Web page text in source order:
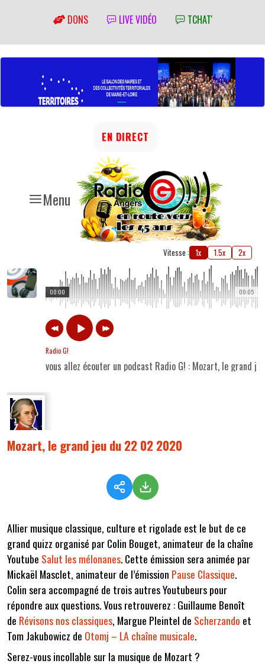
DONS LIVE VIDÉO TCHAT'
Menu
EN DIRECT
Vitesse : 1x 1.5x 2x
00:05
00:00
Radio G!
vous allez écouter un podcast Radio G! : Mozart, le grand
Mozart, le grand jeu du 22 02 2020
Allier musique classique, culture et rigolade est le but de ce
grand quizz organisé par Colin Bouget, animateur de la chaîne
Youtube Salut les mélonanes. Cette émission sera animée par
Mickaël Masclet, animateur de l’émission Pause Classique.
Colin sera accompagné de trois autres Youtubeurs pour
répondre aux questions. Vous retrouverez : Guillaume Benoît
de Révisons nos classiques, Margue Pleintel de Scherzando et
Tom Jakubowicz de Otomj – LA chaîne musicale.
Serez-vous incollable sur la musique de Mozart ?